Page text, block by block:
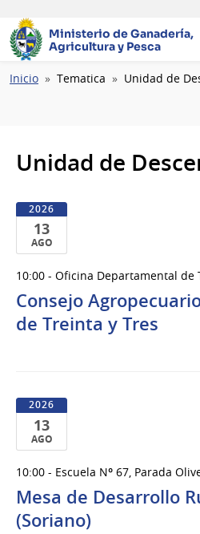
Ministerio de Ganadería,
Agricultura y Pesca
Ruta
Inicio Tematica Unidad de
Unidad de
2026
13
AGO
de
Ago
del
10:00 - Oficina Departamental de
Consejo
de Treinta y Tres
2026
13
AGO
de
Ago
del
10:00 - Escuela Nº 67, Parada
Mesa de Desarrollo
(Soriano)